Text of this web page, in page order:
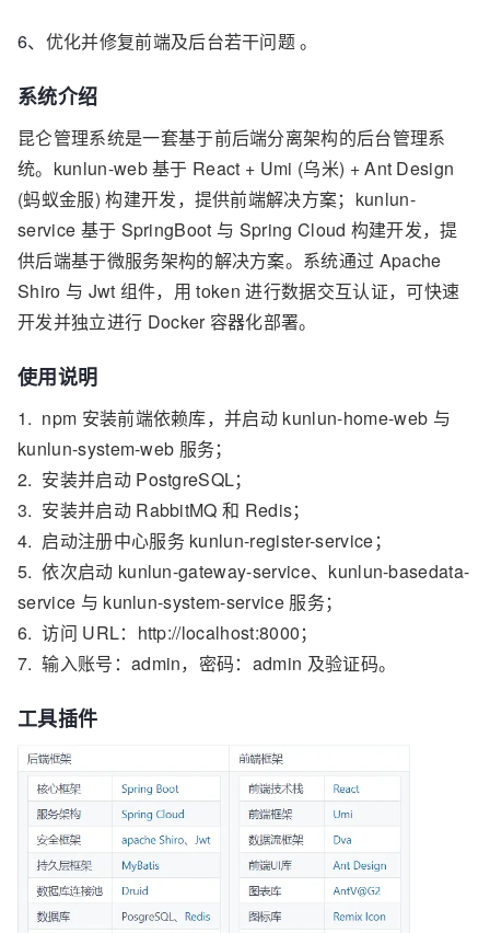
6、 优化并修复前端及后台若干问题 。
系统介绍
昆仑管理系统是一套基于前后端分离架构的后台管理系
统。kunlun-web 基于 React + Umi (乌米) + Ant Design
(蚂蚁金服) 构建开发，提供前端解决方案；kunlun-
service 基于 SpringBoot 与 Spring Cloud 构建开发，提
供后端基于微服务架构的解决方案。系统通过 Apache
Shiro 与 Jwt 组件，用 token 进行数据交互认证，可快速
开发并独立进行 Docker 容器化部署。
使用说明
1. npm 安装前端依赖库，并启动 kunlun-home-web 与
kunlun-system-web 服务；
2. 安装并启动 PostgreSQL；
3. 安装并启动 RabbitMQ 和 Redis；
4. 启动注册中心服务 kunlun-register-service；
5. 依次启动 kunlun-gateway-service、kunlun-basedata-
service 与 kunlun-system-service 服务；
6. 访问 URL：http://localhost:8000；
7. 输入账号：admin，密码：admin 及验证码。
工具插件